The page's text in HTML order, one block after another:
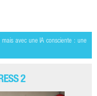
avec une IA consciente : une
2